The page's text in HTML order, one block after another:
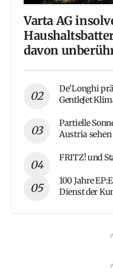
Varta AG
davon
De’Longhi
GentleJet
Partielle
Austria
FRITZ! und
100 Jahre
Dienst der